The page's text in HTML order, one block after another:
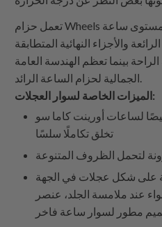
تعمل حزام Wheels على رفع مستوى ساعة Orient Kamasu من
والأجزاء النهائية المتطابقة
بينما تعظم الهندسة العامة
الجمالية لحزام الساعة الرائد.
الميزات الخاصة لسوار العجلات:
لساعات أورينت كاما سو
تخلق تكاملًا سلسًا
لتحمل الظروف المتنوعة
على شكل عجلات في الجهة
عند ملامسة الجلد، عنصر
مطور لسوار ساعة فاخر